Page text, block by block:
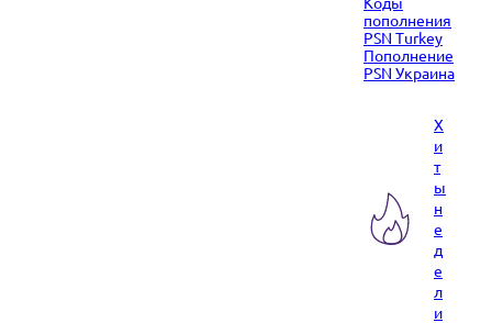
пополнения
PSN Turkey
Пополнение
PSN Украина
Х
и
т
ы
н
е
д
е
л
и